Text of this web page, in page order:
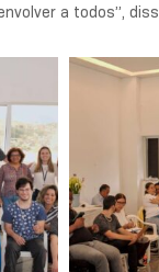
a todos”,